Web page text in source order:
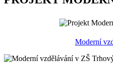
Moderní